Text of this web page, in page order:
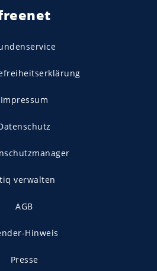
Impressum
verwalten
AGB
Hinweis
Presse